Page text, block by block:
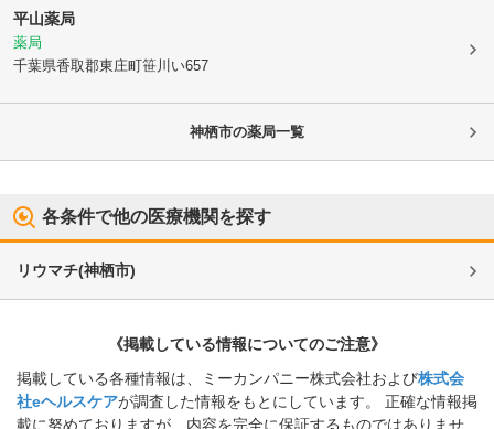
平山薬局
薬局
千葉県香取郡東庄町笹川い657
神栖市の薬局一覧
各条件で他の医療機関を探す
リウマチ(神栖市)
《掲載している情報についてのご注意》
掲載している各種情報は、ミーカンパニー株式会社および株式会
社eヘルスケアが調査した情報をもとにしています。 正確な情報掲
載に努めておりますが、内容を完全に保証するものではありませ